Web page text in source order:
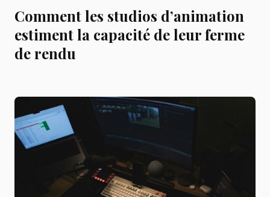
Comment les studios d’animation
estiment la capacité de leur ferme
de rendu